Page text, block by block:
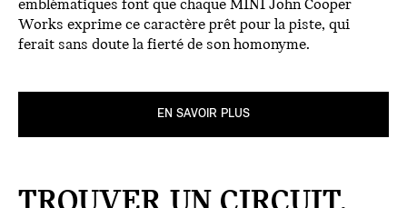
emblématiques font que chaque MINI John Cooper
Works exprime ce caractère prêt pour la piste, qui
ferait sans doute la fierté de son homonyme.
EN SAVOIR PLUS